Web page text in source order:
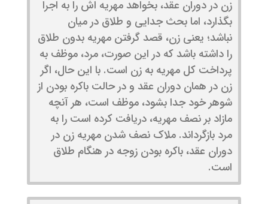
زن در دوران عقد، بخواهد مهریه اش را به اجرا
بگذارد، اما بحث جدایی و طلاق در میان
نباشد؛ یعنی زن، قصد گرفتن مهریه بدون طلاق
را داشته باشد که در این صورت، مرد، موظف به
پرداخت کل مهریه به زن است. با این حال، اگر
زن در همان دوران عقد و در حالت باکره بودن از
شوهر خود جدا بشود، موظف است، هر آنچه
مازاد بر نصف مهریه، دریافت کرده است را به
مرد بازگرداند. ملاک نصف شدن مهریه زن در
دوران عقد، باکره بودن زوجه در هنگام طلاق
است.